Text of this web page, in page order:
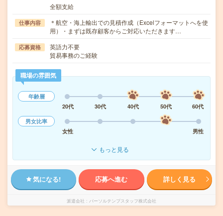
全額支給
仕事内容
＊航空・海上輸出での見積作成（Excelフォーマットへを使
用）・まずは既存顧客からご対応いただきます…
応募資格
英語力不要
貿易事務のご経験
職場の雰囲気
年齢層
20代
30代 40代 50代
60代
男女比率
女性
男性
もっと見る
気になる! 応募へ進む 詳しく見る
派遣会社 パーソルテンプスタッフ株式会社